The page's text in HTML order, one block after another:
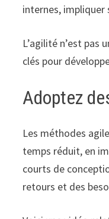
internes, impliquer
L’agilité n’est
clés pour
Adoptez
Les méthodes
temps réduit, en
courts de
retours et des